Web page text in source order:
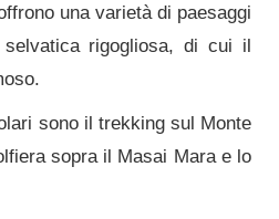
una varietà di paesaggi
rigogliosa, di cui il
sono il trekking sul Monte
sopra il Masai Mara e lo